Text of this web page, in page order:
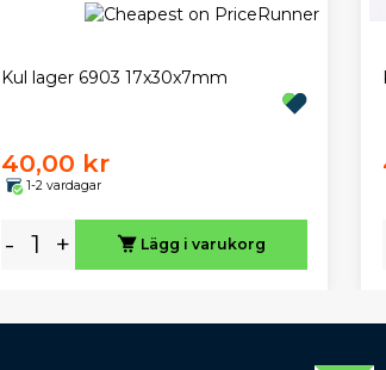
Kul lager 6903 17x30x7mm
40,00 kr
1-2 vardagar
- + Lägg i varukorg